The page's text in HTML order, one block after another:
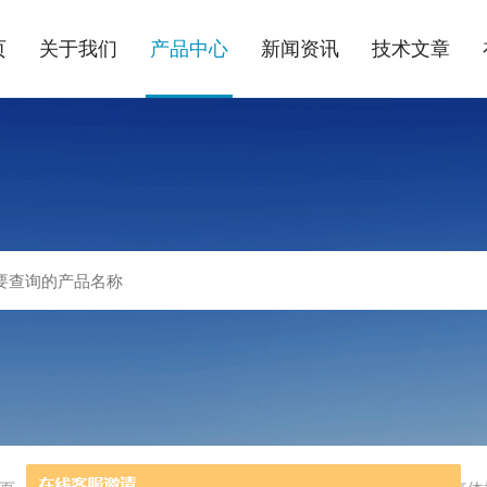
关于我们 产品中心 新闻资讯 技术文章